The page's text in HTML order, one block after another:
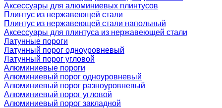
Аксессуары для алюминиевых плинтусов
Плинтус из нержавеющей стали
Плинтус из нержавеющей стали напольный
Аксессуары для плинтуса из нержавеющей стали
Латунные пороги
Латунный порог одноуровневый
Латунный порог угловой
Алюминиевые пороги
Алюминиевый порог одноуровневый
Алюминиевый порог разноуровневый
Алюминиевый порог угловой
Алюминиевый порог закладной